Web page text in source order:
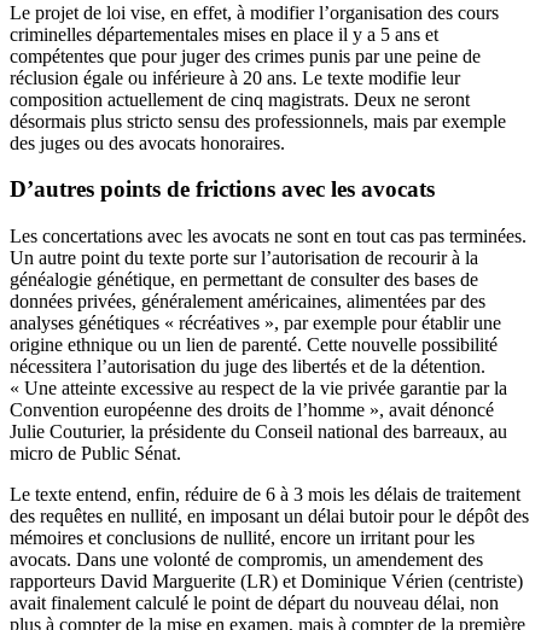
Le projet de loi vise, en effet, à modifier l’organisation des cours
criminelles départementales mises en place il y a 5 ans et
compétentes que pour juger des crimes punis par une peine de
réclusion égale ou inférieure à 20 ans. Le texte modifie leur
composition actuellement de cinq magistrats. Deux ne seront
désormais plus stricto sensu des professionnels, mais par exemple
des juges ou des avocats honoraires.
D’autres points de frictions avec les avocats
Les concertations avec les avocats ne sont en tout cas pas terminées.
Un autre point du texte porte sur l’autorisation de recourir à la
généalogie génétique, en permettant de consulter des bases de
données privées, généralement américaines, alimentées par des
analyses génétiques « récréatives », par exemple pour établir une
origine ethnique ou un lien de parenté. Cette nouvelle possibilité
nécessitera l’autorisation du juge des libertés et de la détention.
« Une atteinte excessive au respect de la vie privée garantie par la
Convention européenne des droits de l’homme », avait dénoncé
Julie Couturier, la présidente du Conseil national des barreaux, au
micro de Public Sénat.
Le texte entend, enfin, réduire de 6 à 3 mois les délais de traitement
des requêtes en nullité, en imposant un délai butoir pour le dépôt des
mémoires et conclusions de nullité, encore un irritant pour les
avocats. Dans une volonté de compromis, un amendement des
rapporteurs David Marguerite (LR) et Dominique Vérien (centriste)
avait finalement calculé le point de départ du nouveau délai, non
plus à compter de la mise en examen, mais à compter de la première